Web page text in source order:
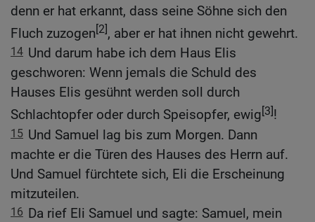
denn er hat erkannt, dass seine Söhne sich den
Fluch zuzogen[2], aber er hat ihnen nicht gewehrt.
14 Und darum habe ich dem Haus Elis
geschworen: Wenn jemals die Schuld des
Hauses Elis gesühnt werden soll durch
Schlachtopfer oder durch Speisopfer, ewig[3]!
15 Und Samuel lag bis zum Morgen. Dann
machte er die Türen des Hauses des Herrn auf.
Und Samuel fürchtete sich, Eli die Erscheinung
mitzuteilen.
16 Da rief Eli Samuel und sagte: Samuel, mein